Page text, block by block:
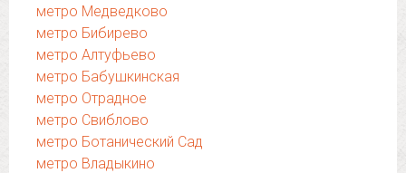
метро Медведково
метро Бибирево
метро Алтуфьево
метро Бабушкинская
метро Отрадное
метро Свиблово
метро Ботанический Сад
метро Владыкино